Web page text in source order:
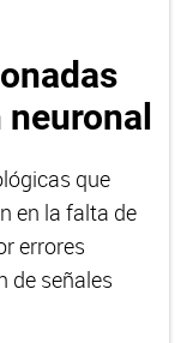
que
en la falta de
errores
de señales